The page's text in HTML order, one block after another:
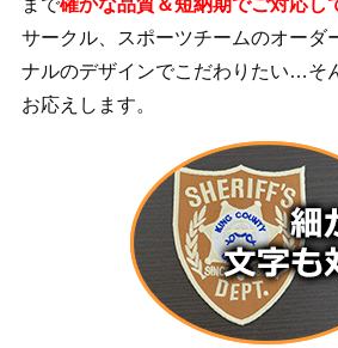
まで確かな品質＆短納期でご対応し
サークル、スポーツチームのオーダ
ナルのデザインでこだわりたい…そ
お応えします。